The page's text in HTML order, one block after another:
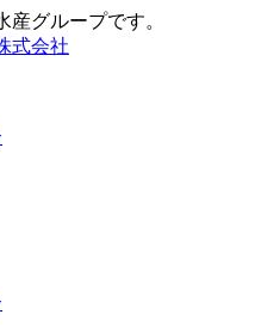
産グループです。
式会社